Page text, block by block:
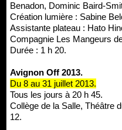
Benadon, Dominic Baird-
Création lumière : Sabine
Assistante plateau : Hato
Compagnie Les Mangeurs
Durée : 1 h 20.
Avignon Off 2013.
Du 8 au 31 juillet 2013.
Tous les jours à 20 h 45.
Collège de la Salle, Théâtre
12.